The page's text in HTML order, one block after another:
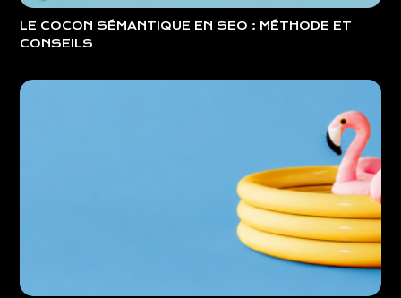
LE COCON SÉMANTIQUE EN SEO : MÉTHODE ET
CONSEILS